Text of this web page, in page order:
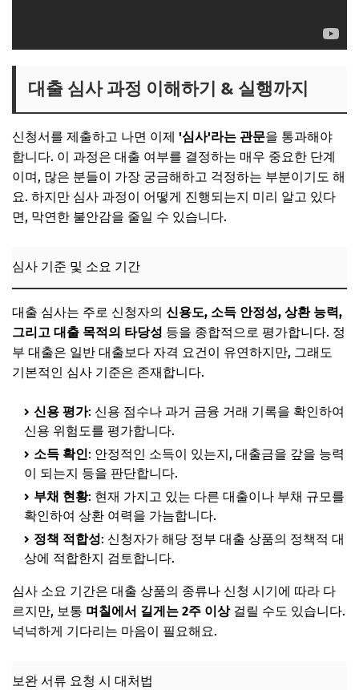
대출 심사 과정 이해하기 & 실행까지
신청서를 제출하고 나면 이제 '심사'라는 관문을 통과해야
합니다. 이 과정은 대출 여부를 결정하는 매우 중요한 단계
이며, 많은 분들이 가장 궁금해하고 걱정하는 부분이기도 해
요. 하지만 심사 과정이 어떻게 진행되는지 미리 알고 있다
면, 막연한 불안감을 줄일 수 있습니다.
심사 기준 및 소요 기간
대출 심사는 주로 신청자의 신용도, 소득 안정성, 상환 능력,
그리고 대출 목적의 타당성 등을 종합적으로 평가합니다. 정
부 대출은 일반 대출보다 자격 요건이 유연하지만, 그래도
기본적인 심사 기준은 존재합니다.
신용 평가: 신용 점수나 과거 금융 거래 기록을 확인하여
신용 위험도를 평가합니다.
소득 확인: 안정적인 소득이 있는지, 대출금을 갚을 능력
이 되는지 등을 판단합니다.
부채 현황: 현재 가지고 있는 다른 대출이나 부채 규모를
확인하여 상환 여력을 가늠합니다.
정책 적합성: 신청자가 해당 정부 대출 상품의 정책적 대
상에 적합한지 검토합니다.
심사 소요 기간은 대출 상품의 종류나 신청 시기에 따라 다
르지만, 보통 며칠에서 길게는 2주 이상걸릴 수도 있습니다.
넉넉하게 기다리는 마음이 필요해요.
보완 서류 요청 시 대처법